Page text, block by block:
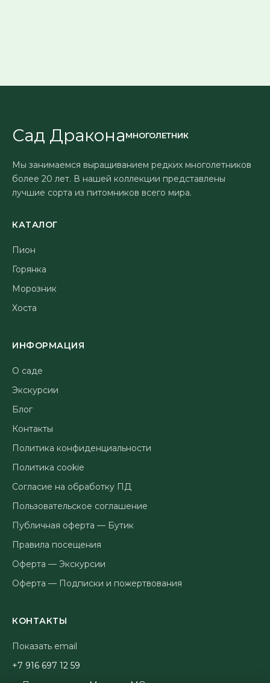
Сад ДраконаМНОГОЛЕТНИК
Мы занимаемся выращиванием редких многолетников
более 20 лет. В нашей коллекции представлены
лучшие сорта из питомников всего мира.
КАТАЛОГ
Пион
Горянка
Морозник
Хоста
ИНФОРМАЦИЯ
О саде
Экскурсии
Блог
Контакты
Политика конфиденциальности
Политика cookie
Согласие на обработку ПД
Пользовательское соглашение
Публичная оферта — Бутик
Правила посещения
Оферта — Экскурсии
Оферта — Подписки и пожертвования
КОНТАКТЫ
Показать email
95 21 796 619 7+